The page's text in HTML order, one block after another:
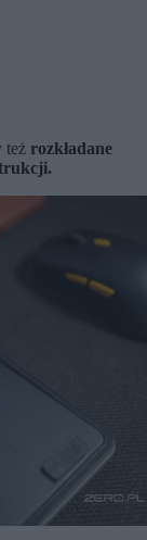
też rozkładane